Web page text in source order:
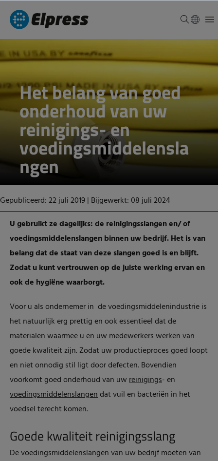
Het belang van goed
onderhoud van uw
reinigings- en
voedingsmiddelensla
ngen
Gepubliceerd: 22 juli 2019| Bijgewerkt: 08 juli 2024
U gebruikt ze dagelijks: de reinigingsslangen en/ of
voedingsmiddelenslangen binnen uw bedrijf. Het is van
belang dat de staat van deze slangen goed is en blijft.
Zodat u kunt vertrouwen op de juiste werking ervan en
ook de hygiëne waarborgt.
Voor u als ondernemer in de voedingsmiddelenindustrie is
het natuurlijk erg prettig en ook essentieel dat de
materialen waarmee u en uw medewerkers werken van
goede kwaliteit zijn. Zodat uw productieproces goed loopt
en niet onnodig stil ligt door defecten. Bovendien
voorkomt goed onderhoud van uwreinigings- en
voedingsmiddelenslangendat vuil en bacteriën in het
voedsel terecht komen.
Goede kwaliteit reinigingsslang
De voedingsmiddelenslangen van uw bedrijf moeten van